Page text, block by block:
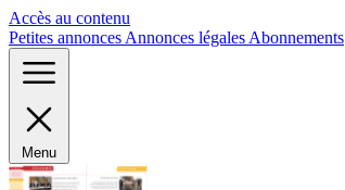
Accès au contenu
Petites annonces Annonces légales Abonnements
Menu
Panneau de gestion des cookies